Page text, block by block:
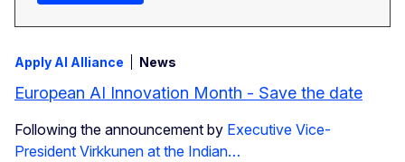
Apply AI Alliance News
European AI Innovation Month - Save the date
Following the announcement by Executive Vice-
President Virkkunen at the Indian…